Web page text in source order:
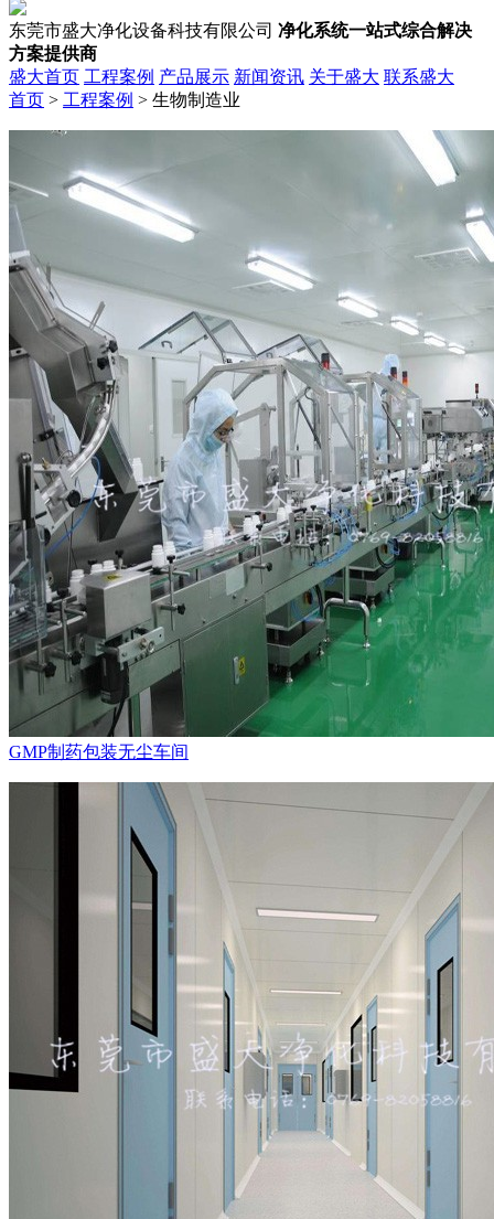
东莞市盛大净化设备科技有限公司 净化系统一站式综合解决
方案提供商
盛大首页 工程案例 产品展示 新闻资讯 关于盛大 联系盛大
首页 > 工程案例 > 生物制造业
GMP制药包装无尘车间